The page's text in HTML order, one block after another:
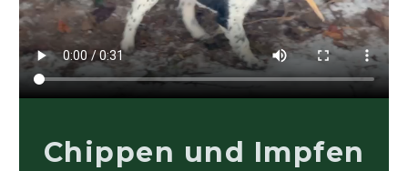
Chippen und Impfen